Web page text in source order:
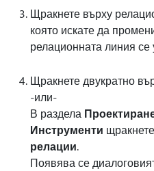
Щракнете върху
която искате да
релационната линия се
Щракнете двукратно
-или-
В раздела
Инструменти
релации.
Появява се